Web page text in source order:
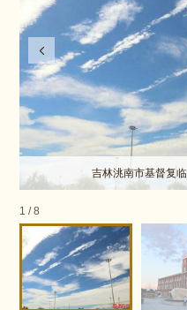
吉林洮南市基督复
1 /8